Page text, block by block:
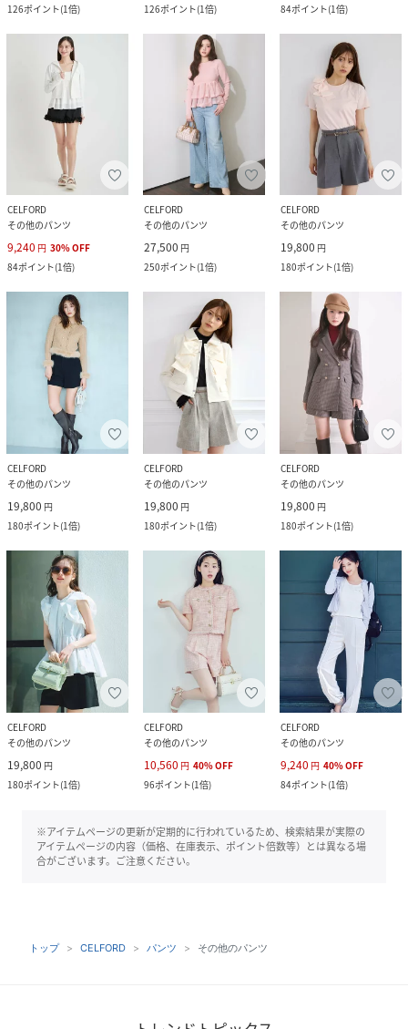
126ポイント(1倍)
126ポイント(1倍)
84ポイント(1倍)
CELFORD
その他のパンツ
9,240 円 30%OFF
84ポイント(1倍)
CELFORD
その他のパンツ
27,500 円
250ポイント(1倍)
CELFORD
その他のパンツ
19,800 円
180ポイント(1倍)
CELFORD
その他のパンツ
19,800 円
180ポイント(1倍)
CELFORD
その他のパンツ
19,800 円
180ポイント(1倍)
CELFORD
その他のパンツ
19,800 円
180ポイント(1倍)
CELFORD
その他のパンツ
19,800 円
180ポイント(1倍)
CELFORD
その他のパンツ
10,560 円 40%OFF
96ポイント(1倍)
CELFORD
その他のパンツ
9,240 円 40%OFF
84ポイント(1倍)
※アイテムページの更新が定期的に行われているため、検索結果が実際の
アイテムページの内容（価格、在庫表示、ポイント倍数等）とは異なる場
合がございます。ご注意ください。
トップ CELFORD パンツ その他のパンツ